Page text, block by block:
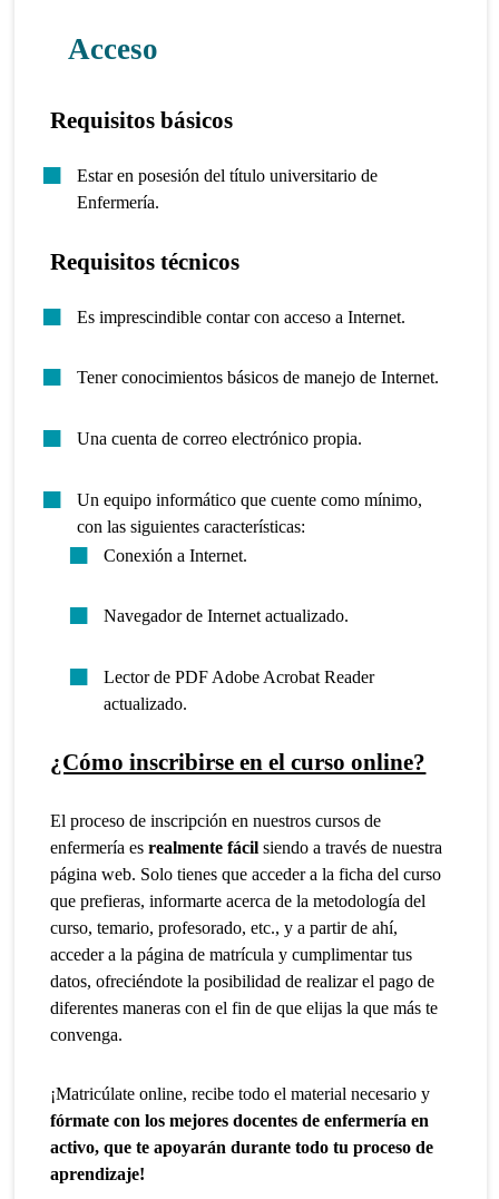
Acceso
Requisitos básicos
Estar en posesión del título universitario de
Enfermería.
Requisitos técnicos
Es imprescindible contar con acceso a Internet.
Tener conocimientos básicos de manejo de Internet.
Una cuenta de correo electrónico propia.
Un equipo informático que cuente como mínimo,
con las siguientes características:
Conexión a Internet.
Navegador de Internet actualizado.
Lector de PDF Adobe Acrobat Reader
actualizado.
¿Cómo inscribirse en el curso online?
El proceso de inscripción en nuestros cursos de
enfermería esrealmente fácil siendo a través de nuestra
página web. Solo tienes que acceder a la ficha del curso
que prefieras, informarte acerca de la metodología del
curso, temario, profesorado, etc., y a partir de ahí,
acceder a la página de matrícula y cumplimentar tus
datos, ofreciéndote la posibilidad de realizar el pago de
diferentes maneras con el fin de que elijas la que más te
convenga.
¡Matricúlate online, recibe todo el material necesario y
fórmate con los mejores docentes de enfermería en
activo, que te apoyarán durante todo tu proceso de
aprendizaje!